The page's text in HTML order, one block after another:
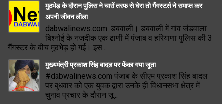
मुठभेड़ के दौरान पुलिस ने चारों तरफ से घेरा तो गैंगस्टर्स ने समाप्त कर
अपनी जीवन लीला
dabwalinews.com डबवाली। डबवाली में गांव जंडवाला
बिश्नोई के नजदीक एक ढाणी में पंजाब व हरियाणा पुलिस की 3
गैंगस्टर के बीच मुठभेड़ हो गई। इस...
मुख्यमंत्री प्रकाश सिंह बादल पर फेंका गया जूता
#dabwalinews.com पंजाब के सीएम प्रकाश सिंह बादल
पर बुधवार को एक युवक द्वारा उनके ही विधानसभा क्षेत्र में
चुनाव प्रचार के दौरान जू...